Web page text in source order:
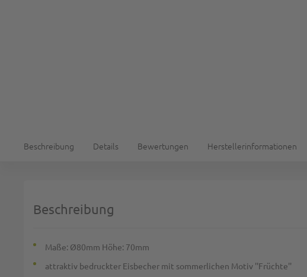
Beschreibung Details Bewertungen Herstellerinformationen
Beschreibung
Maße: Ø80mm Höhe: 70mm
attraktiv bedruckter Eisbecher mit sommerlichen Motiv ''Früchte''